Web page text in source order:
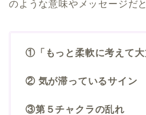
のような意味やメッセージだ
①「もっと柔軟に考えて
② 気が滞っているサイン
③第５チャクラの乱れ